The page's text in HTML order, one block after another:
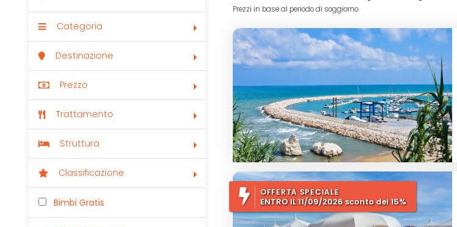
Categoria
Destinazione
Prezzo
Trattamento
Struttura
Classificazione
Bimbi Gratis
Prezzi in base al periodo di soggiorno.
OFFERTA SPECIALE
ENTRO IL 11/09/2026 sconto del 15%